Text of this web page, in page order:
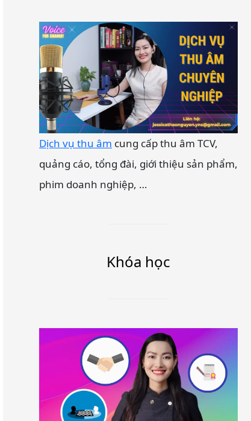
Dịch vụ thu âm cung cấp thu âm TCV,
quảng cáo, tổng đài, giới thiệu sản phẩm,
phim doanh nghiệp, …
Khóa học